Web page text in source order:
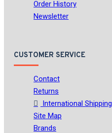
Order History
Newsletter
CUSTOMER SERVICE
Contact
Returns
International Shipping
Site Map
Brands